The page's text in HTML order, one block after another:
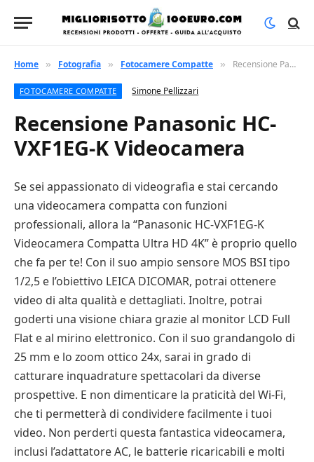
Home » Fotografia » Fotocamere Compatte » Recensione Panasonic HC-VXF1EG-K Videocamera
FOTOCAMERE COMPATTE Simone Pellizzari
Recensione Panasonic HC-
VXF1EG-K Videocamera
Se sei appassionato di videografia e stai cercando
una videocamera compatta con funzioni
professionali, allora la “Panasonic HC-VXF1EG-K
Videocamera Compatta Ultra HD 4K” è proprio quello
che fa per te! Con il suo ampio sensore MOS BSI tipo
1/2,5 e l’obiettivo LEICA DICOMAR, potrai ottenere
video di alta qualità e dettagliati. Inoltre, potrai
goderti una visione chiara grazie al monitor LCD Full
Flat e al mirino elettronico. Con il suo grandangolo di
25 mm e lo zoom ottico 24x, sarai in grado di
catturare inquadrature spettacolari da diverse
prospettive. E non dimenticare la praticità del Wi-Fi,
che ti permetterà di condividere facilmente i tuoi
video. Non perderti questa fantastica videocamera,
inclusi l’adattatore AC, le batterie ricaricabili e molti